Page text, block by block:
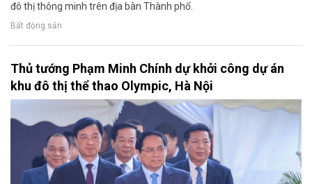
đô thị thông minh trên địa bàn Thành phố.
Bất động sản
Thủ tướng Phạm Minh Chính dự khởi công dự án
khu đô thị thể thao Olympic, Hà Nội